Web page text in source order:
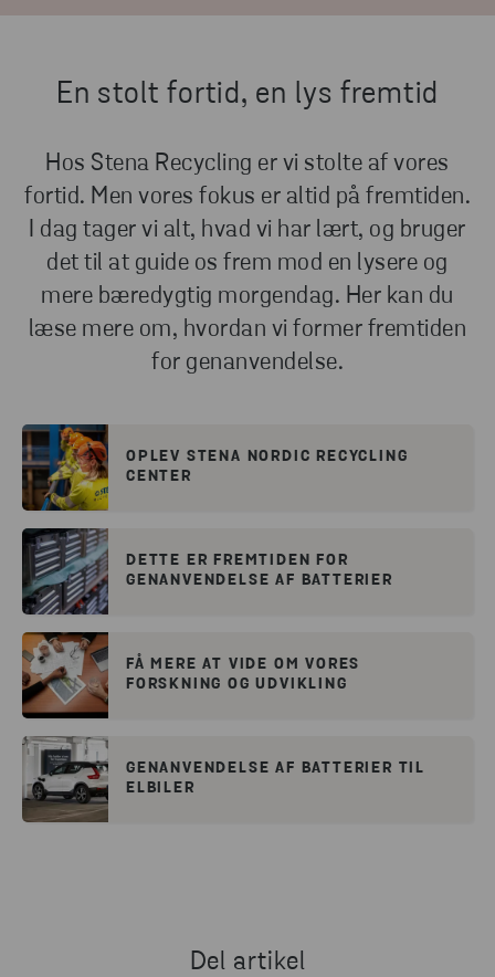
En stolt fortid, en lys fremtid
Hos Stena Recycling er vi stolte af vores
fortid. Men vores fokus er altid på fremtiden.
I dag tager vi alt, hvad vi har lært, og bruger
det til at guide os frem mod en lysere og
mere bæredygtig morgendag. Her kan du
læse mere om, hvordan vi former fremtiden
for genanvendelse.
OPLEV STENA NORDIC RECYCLING
CENTER
DETTE ER FREMTIDEN FOR
GENANVENDELSE AF BATTERIER
FÅ MERE AT VIDE OM VORES
FORSKNING OG UDVIKLING
GENANVENDELSE AF BATTERIER TIL
ELBILER
Del artikel